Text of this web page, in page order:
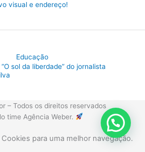
visual e endereço!
Educação
sol da liberdade” do jornalista
– Todos os direitos reservados
time Agência Weber.
para uma melhor navegação.